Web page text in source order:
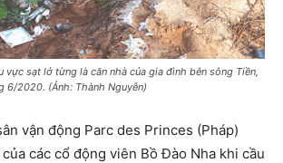
vực sạt lở từng là căn nhà của gia đình bên sông Tiền,
6/2020. (Ảnh: Thành Nguyễn)
vận động Parc des Princes (Pháp)
các cổ động viên Bồ Đào Nha khi cầu